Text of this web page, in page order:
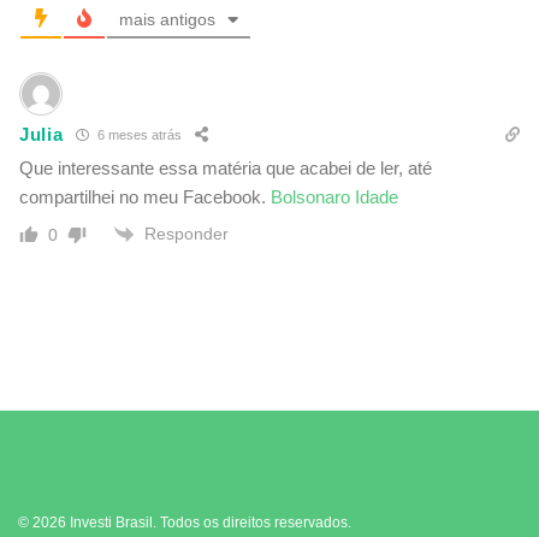
mais antigos
Julia 6 meses atrás
Que interessante essa matéria que acabei de ler, até
compartilhei no meu Facebook. Bolsonaro Idade
0 Responder
© 2026 Investi Brasil. Todos os direitos reservados.